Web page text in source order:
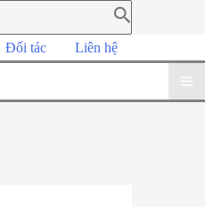
Đối tác Liên hệ